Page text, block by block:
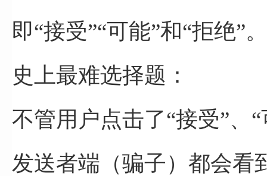
即“接受”“可能”和“拒绝”。
史上最难选择题：
不管用户点击了“接受”、
发送者端（骗子）都会看